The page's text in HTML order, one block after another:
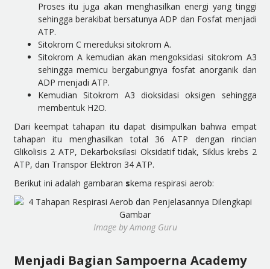
Proses itu juga akan menghasilkan energi yang tinggi
sehingga berakibat bersatunya ADP dan Fosfat menjadi
ATP.
Sitokrom C mereduksi sitokrom A.
Sitokrom A kemudian akan mengoksidasi sitokrom A3
sehingga memicu bergabungnya fosfat anorganik dan
ADP menjadi ATP.
Kemudian Sitokrom A3 dioksidasi oksigen sehingga
membentuk H2O.
Dari keempat tahapan itu dapat disimpulkan bahwa empat
tahapan itu menghasilkan total 36 ATP dengan rincian
Glikolisis 2 ATP, Dekarboksilasi Oksidatif tidak, Siklus krebs 2
ATP, dan Transpor Elektron 34 ATP.
Berikut ini adalah gambaran skema respirasi aerob:
Image by Among Guru
Menjadi Bagian Sampoerna Academy